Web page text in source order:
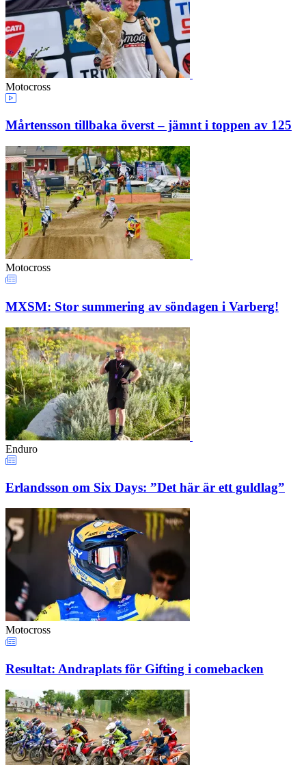
Motocross
Mårtensson tillbaka överst – jämnt i toppen av 125
Motocross
MXSM: Stor summering av söndagen i Varberg!
Enduro
Erlandsson om Six Days: ”Det här är ett guldlag”
Motocross
Resultat: Andraplats för Gifting i comebacken